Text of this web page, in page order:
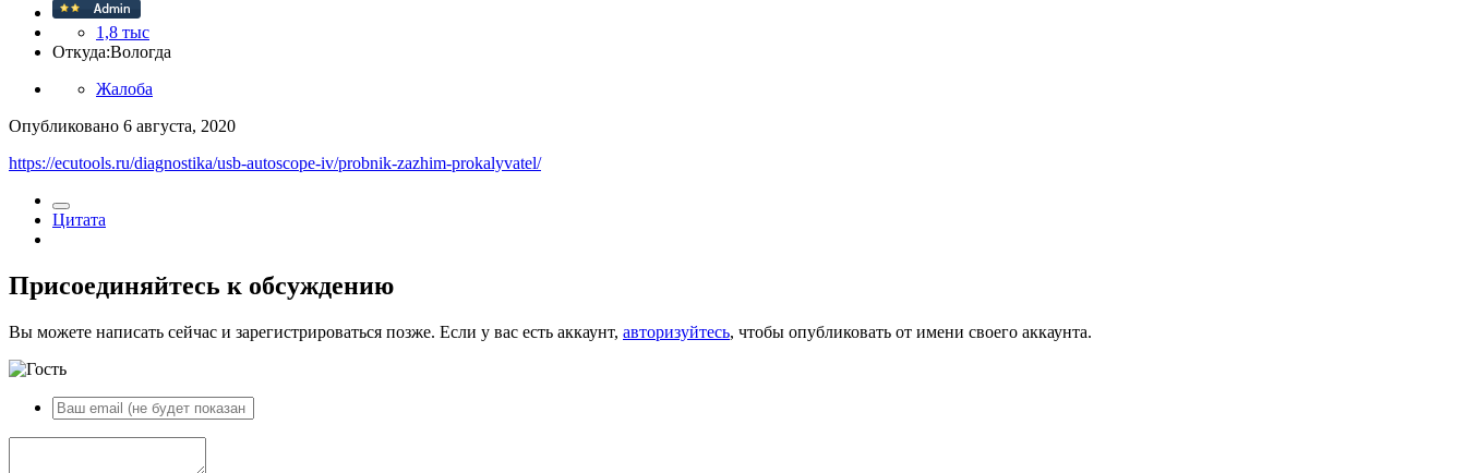
1,8 тыс
Откуда:Вологда
Жалоба
Опубликовано 6 августа, 2020
https://ecutools.ru/diagnostika/usb-autoscope-iv/probnik-zazhim-prokalyvatel/
Цитата
Присоединяйтесь к обсуждению
Вы можете написать сейчас и зарегистрироваться позже. Если у вас есть аккаунт, авторизуйтесь, чтобы опубликовать от имени своего аккаунта.